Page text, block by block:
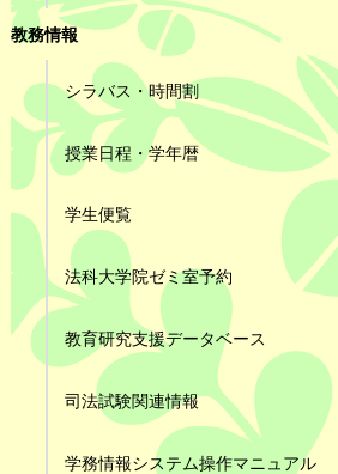
教務情報
シラバス・時間割
授業日程・学年暦
学生便覧
法科大学院ゼミ室予約
教育研究支援データベース
司法試験関連情報
学務情報システム操作マニュアル